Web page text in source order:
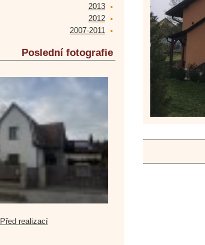
2013
2012
2007-2011
Poslední fotografie
Před realizací